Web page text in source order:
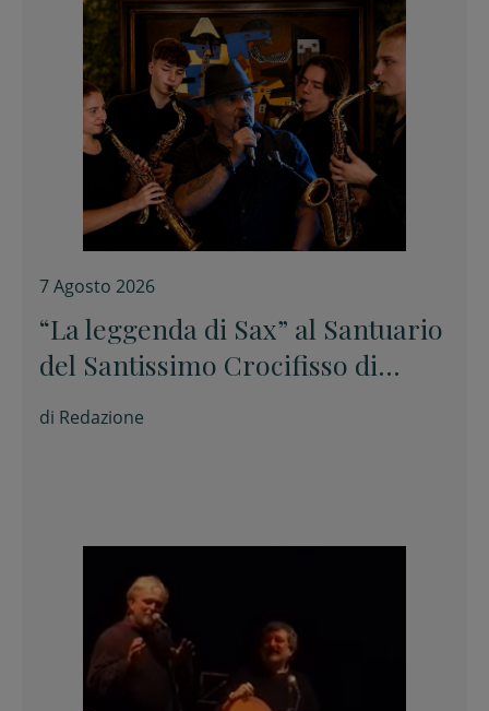
7 Agosto 2026
“La leggenda di Sax” al Santuario
del Santissimo Crocifisso di
Longiano
di Redazione